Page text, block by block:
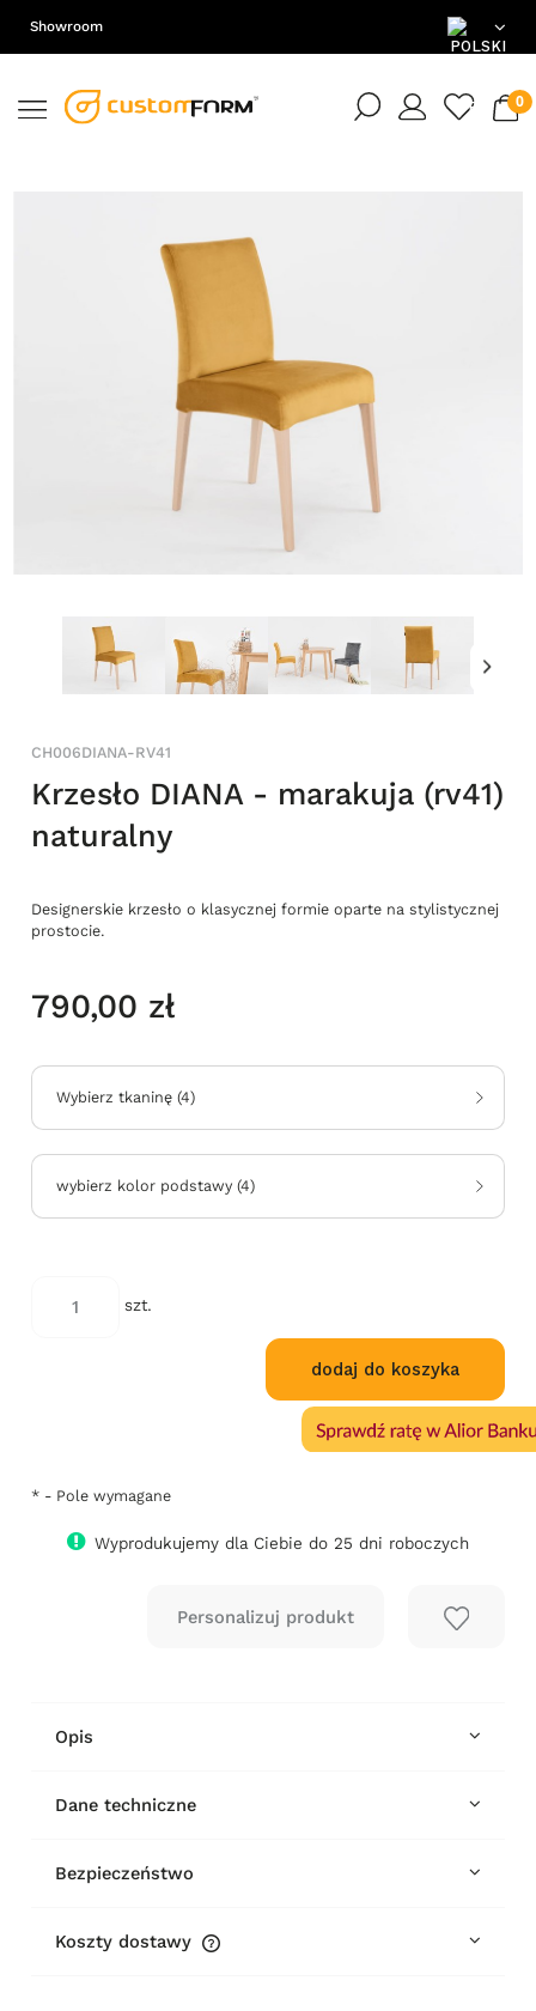
EN
PL
Showroom
CH006DIANA-RV41
Krzesło DIANA - marakuja (rv41)
naturalny
Designerskie krzesło o klasycznej formie oparte na stylistycznej
prostocie.
790,00 zł
Wybierz tkaninę (4)
wybierz kolor podstawy (4)
koloru: szt.
dodaj do koszyka
* - Pole wymagane
Wyprodukujemy dla Ciebie do 25 dni roboczych
Opis
Dane techniczne
Bezpieczeństwo
Koszty dostawy